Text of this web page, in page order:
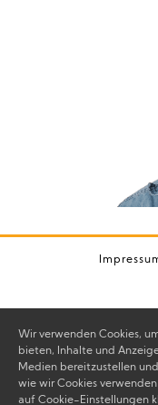
Wir verwenden Cookies,
bieten, Inhalte und
Medien bereitzustellen
wie wir Cookies
auf Cookie-Einstellungen